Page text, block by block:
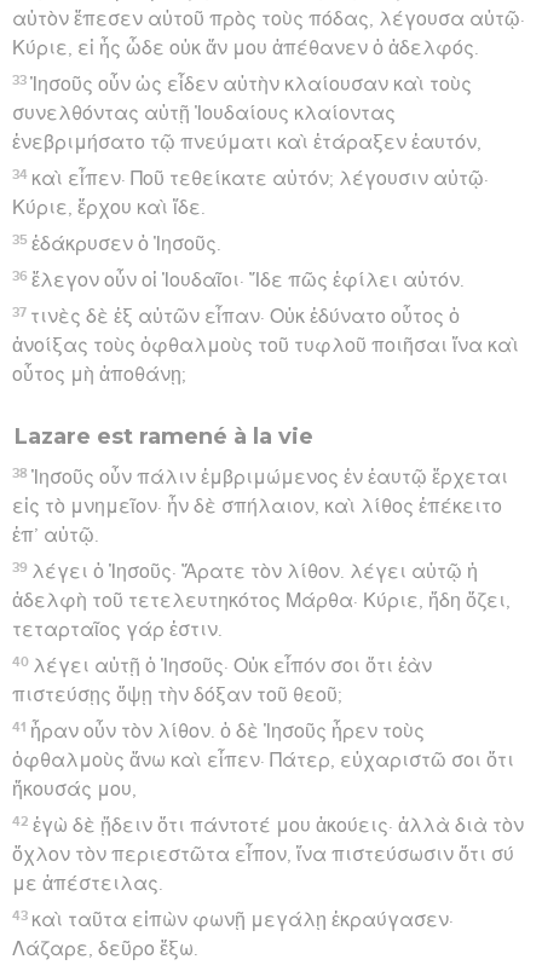
αὐτὸν ἔπεσεν αὐτοῦ πρὸς τοὺς πόδας, λέγουσα αὐτῷ·
Κύριε, εἰ ἦς ὧδε οὐκ ἄν μου ἀπέθανεν ὁ ἀδελφός.
33 Ἰησοῦς οὖν ὡς εἶδεν αὐτὴν κλαίουσαν καὶ τοὺς
συνελθόντας αὐτῇ Ἰουδαίους κλαίοντας
ἐνεβριμήσατο τῷ πνεύματι καὶ ἐτάραξεν ἑαυτόν,
34 καὶ εἶπεν· Ποῦ τεθείκατε αὐτόν; λέγουσιν αὐτῷ·
Κύριε, ἔρχου καὶ ἴδε.
35 ἐδάκρυσεν ὁ Ἰησοῦς.
36 ἔλεγον οὖν οἱ Ἰουδαῖοι· Ἴδε πῶς ἐφίλει αὐτόν.
37 τινὲς δὲ ἐξ αὐτῶν εἶπαν· Οὐκ ἐδύνατο οὗτος ὁ
ἀνοίξας τοὺς ὀφθαλμοὺς τοῦ τυφλοῦ ποιῆσαι ἵνα καὶ
οὗτος μὴ ἀποθάνῃ;
Lazare est ramené à la vie
38 Ἰησοῦς οὖν πάλιν ἐμβριμώμενος ἐν ἑαυτῷ ἔρχεται
εἰς τὸ μνημεῖον· ἦν δὲ σπήλαιον, καὶ λίθος ἐπέκειτο
ἐπ’ αὐτῷ.
39 λέγει ὁ Ἰησοῦς· Ἄρατε τὸν λίθον. λέγει αὐτῷ ἡ
ἀδελφὴ τοῦ τετελευτηκότος Μάρθα· Κύριε, ἤδη ὄζει,
τεταρταῖος γάρ ἐστιν.
40 λέγει αὐτῇ ὁ Ἰησοῦς· Οὐκ εἶπόν σοι ὅτι ἐὰν
πιστεύσῃς ὄψῃ τὴν δόξαν τοῦ θεοῦ;
41 ἦραν οὖν τὸν λίθον. ὁ δὲ Ἰησοῦς ἦρεν τοὺς
ὀφθαλμοὺς ἄνω καὶ εἶπεν· Πάτερ, εὐχαριστῶ σοι ὅτι
ἤκουσάς μου,
42 ἐγὼ δὲ ᾔδειν ὅτι πάντοτέ μου ἀκούεις· ἀλλὰ διὰ τὸν
ὄχλον τὸν περιεστῶτα εἶπον, ἵνα πιστεύσωσιν ὅτι σύ
με ἀπέστειλας.
43 καὶ ταῦτα εἰπὼν φωνῇ μεγάλῃ ἐκραύγασεν·
Λάζαρε, δεῦρο ἔξω.